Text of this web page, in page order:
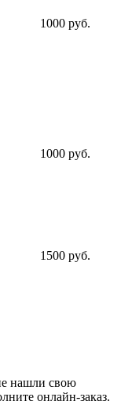
1000 руб.
1000 руб.
1500 руб.
нашли свою
онлайн-заказ.